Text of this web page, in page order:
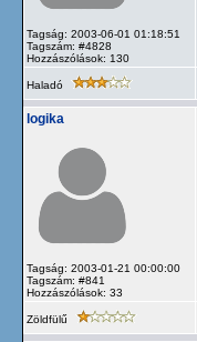
Tagság: 2003-06-01 01:18:51
Tagszám: #4828
Hozzászólások: 130
Haladó
logika
Tagság: 2003-01-21 00:00:00
Tagszám: #841
Hozzászólások: 33
Zöldfülű